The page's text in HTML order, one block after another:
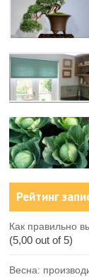
Рейтинг
Как правильно
(5,00 out of 5)
Весна: